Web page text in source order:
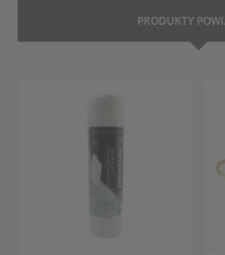
PRODUKTY